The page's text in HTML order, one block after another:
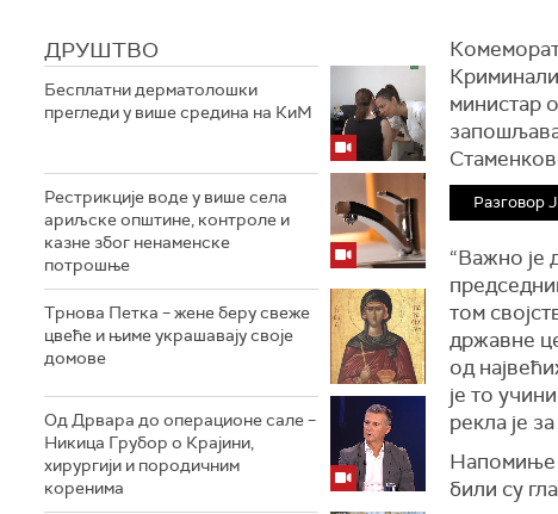
ДРУШТВО
Бесплатни дерматолошки
прегледи у више средина на КиМ
Рестрикције воде у више села
ариљске општине, контроле и
казне због ненаменске
потрошње
Трнова Петка – жене беру свеже
цвеће и њиме украшавају своје
домове
Од Дрвара до операционе сале –
Никица Грубор о Крајини,
хирургији и породичним
коренима
министар
Разговор
“Важно је
том
државне
од
је то
рекла је
Напомиње
били су